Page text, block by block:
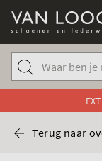
Terug naar